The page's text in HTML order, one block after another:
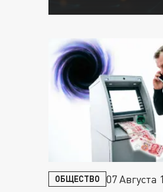
ОБЩЕСТВО 07 Августа